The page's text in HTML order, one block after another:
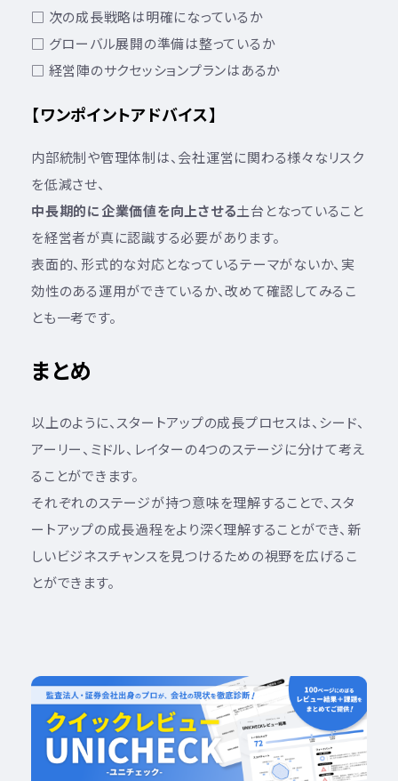
□ 次の成長戦略は明確になっているか
□ グローバル展開の準備は整っているか
□ 経営陣のサクセッションプランはあるか
【ワンポイントアドバイス】
内部統制や管理体制は、会社運営に関わる様々なリスク
を低減させ、
中長期的に企業価値を向上させる土台となっていること
を経営者が真に認識する必要があります。
表面的、形式的な対応となっているテーマがないか、実
効性のある運用ができているか、改めて確認してみるこ
とも一考です。
まとめ
以上のように、スタートアップの成長プロセスは、シード、
アーリー、ミドル、レイターの4つのステージに分けて考え
ることができます。
それぞれのステージが持つ意味を理解することで、スタ
ートアップの成長過程をより深く理解することができ、新
しいビジネスチャンスを見つけるための視野を広げるこ
とができます。